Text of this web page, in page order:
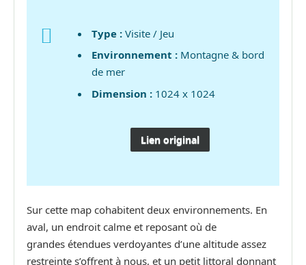
Type : Visite / Jeu
Environnement : Montagne & bord
de mer
Dimension : 1024 x 1024
Lien original
Sur cette map cohabitent deux environnements. En
aval, un endroit calme et reposant où de
grandes étendues verdoyantes d’une altitude assez
restreinte s’offrent à nous, et un petit littoral donnant